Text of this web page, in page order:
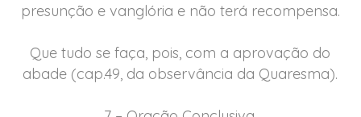
presunção e vanglória e não terá recompensa.
Que tudo se faça, pois, com a aprovação do
abade (cap.49, da observância da Quaresma).